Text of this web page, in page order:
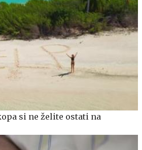
si ne želite ostati na